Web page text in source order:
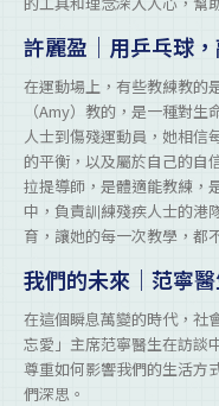
許麗盈｜用乒乓球
在運動場上，有些教練教的
（Amy）教的，是一種對
人士到傷殘運動員，她相信
的平衡，以及屬於自己的自
拉提導師，是體適能教練，
中，負責訓練殘疾人士的港
育，讓她的每一次教學，都
我們的未來｜范寧
在這個瞬息萬變的時代，社
忘愛」主席范寧醫生在訪談
尊重如何影響我們的生活方
們深思。